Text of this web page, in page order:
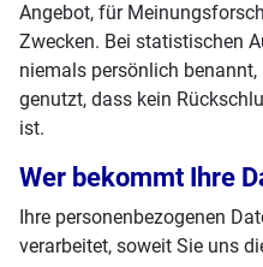
Angebot, für
Zwecken. Bei statistischen
niemals persönlich
genutzt, dass kein
ist.
Wer bekommt Ihre
Ihre personenbezogenen
verarbeitet, soweit Sie uns